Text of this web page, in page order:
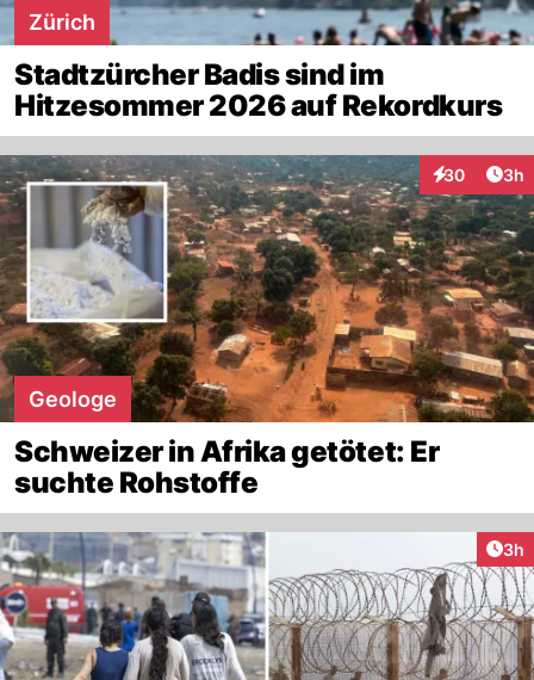
Zürich
Stadtzürcher Badis sind im
Hitzesommer 2026 auf Rekordkurs
30
Interaktionen
3h
Geologe
Schweizer in Afrika getötet: Er
suchte Rohstoffe
3h